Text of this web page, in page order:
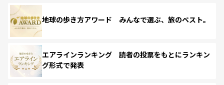
地球の歩き方アワード みんなで選ぶ、旅のベスト。
エアラインランキング 読者の投票をもとにランキン
グ形式で発表